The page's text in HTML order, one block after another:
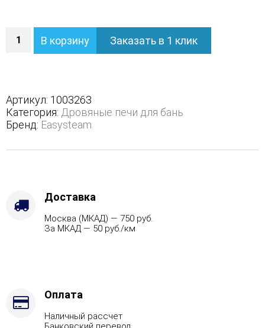
Печь
Анапа
трехстороннем
кожухе
с
открытым
Футеровка,
Варианты
запросу),
Марка
В корзину Заказать в 1 клик
Артикул: 1003263
Категория: Дровяные печи для бань
Бренд: Easysteam
Доставка
Москва (МКАД) — 750 руб.
За МКАД — 50 руб./км
Оплата
Наличный рассчет